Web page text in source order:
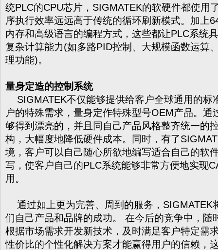
统PLC的CPU芯片，SIGMATEK的软硬件都使用
序执行效率远远高于传统的循环刷新模式。加上
内存和高级语言的编程方式，这些都让PLC系统
复杂计算能力(如多路PID控制、大规模函数运算
理功能)。
量身定造的控制系统
SIGMATEK不仅能够提供给客户全球通用的标
户的特殊需求，量身定作特殊型号OEM产品。通
够得到漂亮的，并且同自己产品风格整齐统一的
构，大幅度地降低硬件成本。同时，有了
境，客户可以自己随心所欲地编写适合自己的软
写，使客户自己的PLC系统能够非常方便地实现
用。
通过如上更为完善、周到的服务， SIGMATEK
们自己产品和品牌的成功。 在今后的竞争中，随
根据市场需求开发新技术，及时满足客户特定需
性价比的个性化解决方案才能赢得用户的信赖，